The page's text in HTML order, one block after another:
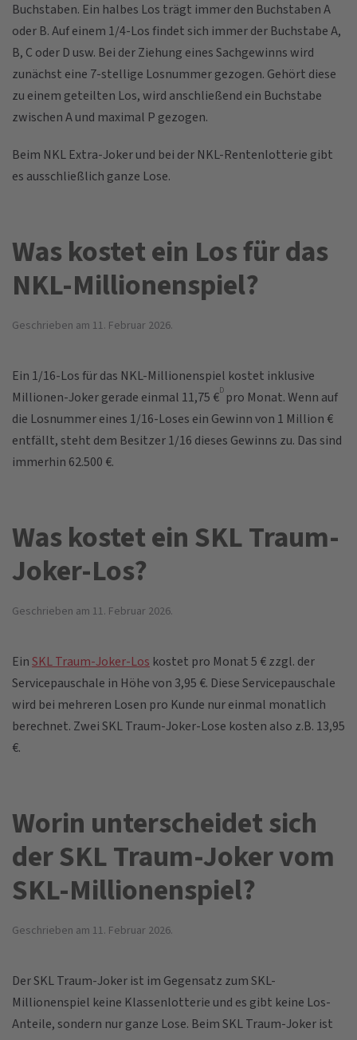
Buchstaben. Ein halbes Los trägt immer den Buchstaben A
oder B. Auf einem 1/4-Los findet sich immer der Buchstabe A,
B, C oder D usw. Bei der Ziehung eines Sachgewinns wird
zunächst eine 7-stellige Losnummer gezogen. Gehört diese
zu einem geteilten Los, wird anschließend ein Buchstabe
zwischen A und maximal P gezogen.
Beim NKL Extra-Joker und bei der NKL-Rentenlotterie gibt
es ausschließlich ganze Lose.
Was kostet ein Los für das
NKL-Millionenspiel?
Geschrieben am 11. Februar 2026.
Ein 1/16-Los für das NKL-Millionenspiel kostet inklusive
Millionen-Joker gerade einmal 11,75 €D pro Monat. Wenn auf
die Losnummer eines 1/16-Loses ein Gewinn von 1 Million €
entfällt, steht dem Besitzer 1/16 dieses Gewinns zu. Das sind
immerhin 62.500 €.
Was kostet ein SKL Traum-
Joker-Los?
Geschrieben am 11. Februar 2026.
EinSKL Traum-Joker-Los kostet pro Monat 5 € zzgl. der
Servicepauschale in Höhe von 3,95 €. Diese Servicepauschale
wird bei mehreren Losen pro Kunde nur einmal monatlich
berechnet. Zwei SKL Traum-Joker-Lose kosten also z.B. 13,95
€.
Worin unterscheidet sich
der SKL Traum-Joker vom
SKL-Millionenspiel?
Geschrieben am 11. Februar 2026.
Der SKL Traum-Joker ist im Gegensatz zum SKL-
Millionenspiel keine Klassenlotterie und es gibt keine Los-
Anteile, sondern nur ganze Lose. Beim SKL Traum-Joker ist